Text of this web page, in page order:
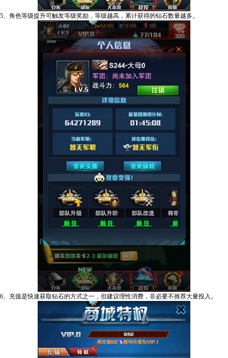
5、角色等级提升可触发等级奖励，等级越高，累计获得的钻石数量越多。
6、充值是快速获取钻石的方式之一，但建议理性消费，非必要不推荐大量投入。